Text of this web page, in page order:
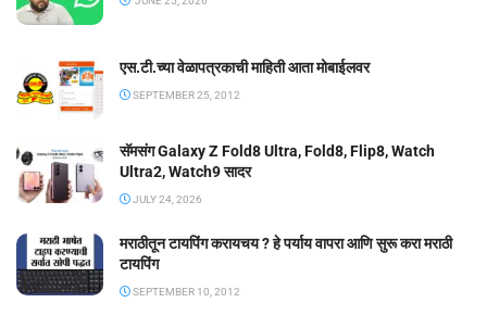
एस.टी.च्या वेळापत्रकाची माहिती आता मोबाईलवर
SEPTEMBER 25, 2012
सॅमसंग Galaxy Z Fold8 Ultra, Fold8, Flip8, Watch
Ultra2, Watch9 सादर
JULY 24, 2026
मराठीतून टायपिंग करायचय ? हे पर्याय वापरा आणि सुरू करा मराठी
टायपिंग
SEPTEMBER 10, 2012